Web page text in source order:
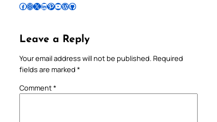
Follow Pradeep on Facebook Follow Pradeep on InstagramFollow Pradeep on X Follow Pradeep on LinkedIn Follow Pradeep on Pinterest Subscribe to Pradeep’s Youtube Channel Follow Pradeep on WordPress Follow Pradeep on GitHub
Leave a Reply
Your email address will not be published. Required
fields are marked *
Comment*